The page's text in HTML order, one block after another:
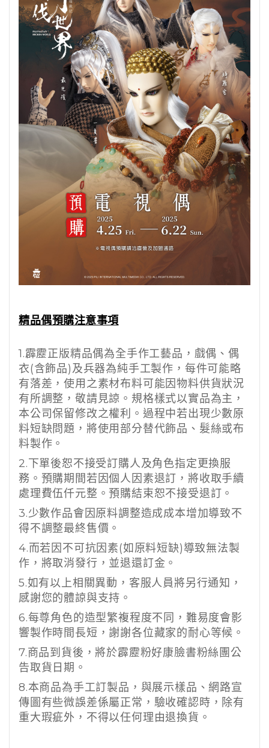
精品偶預購注意事項
1.霹靂正版精品偶為全手作工藝品，戲偶、偶
衣(含飾品)及兵器為純手工製作，每件可能略
有落差，使用之素材布料可能因物料供貨狀況
有所調整，敬請見諒。規格樣式以實品為主，
本公司保留修改之權利。過程中若出現少數原
料短缺問題，將使用部分替代飾品、髮絲或布
料製作。
2.下單後恕不接受訂購人及角色指定更換服
務。預購期間若因個人因素退訂，將收取手續
處理費伍仟元整。預購結束恕不接受退訂。
3.少數作品會因原料調整造成成本增加導致不
得不調整最終售價。
4.而若因不可抗因素(如原料短缺)導致無法製
作，將取消發行，並退還訂金。
5.如有以上相關異動，客服人員將另行通知，
感謝您的體諒與支持。
6.每尊角色的造型繁複程度不同，難易度會影
響製作時間長短，謝謝各位藏家的耐心等候。
7.商品到貨後，將於霹靂粉好康臉書粉絲團公
告取貨日期。
8.本商品為手工訂製品，與展示樣品、網路宣
傳圖有些微誤差係屬正常，驗收確認時，除有
重大瑕疵外，不得以任何理由退換貨。